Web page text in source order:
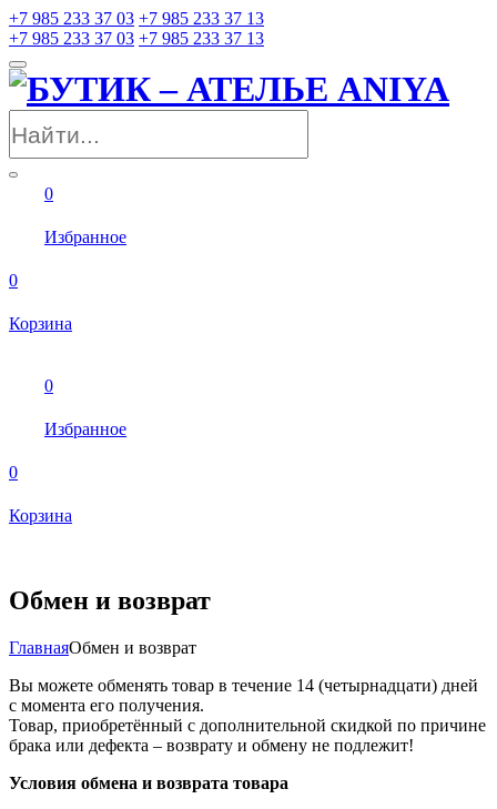
+7 985 233 37 03 +7 985 233 37 13
+7 985 233 37 03 +7 985 233 37 13
0
Избранное
0
Корзина
0
Избранное
0
Корзина
Обмен и возврат
ГлавнаяОбмен и возврат
Вы можете обменять товар в течение 14 (четырнадцати) дней
с момента его получения.
Товар, приобретённый с дополнительной скидкой по причине
брака или дефекта – возврату и обмену не подлежит!
Условия обмена и возврата товара